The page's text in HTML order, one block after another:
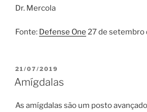
Dr. Mercola
Fonte: Defense One 27 de setembro
PUBLICADO
EM
21/07/2019
Amígdalas
As amígdalas são um posto